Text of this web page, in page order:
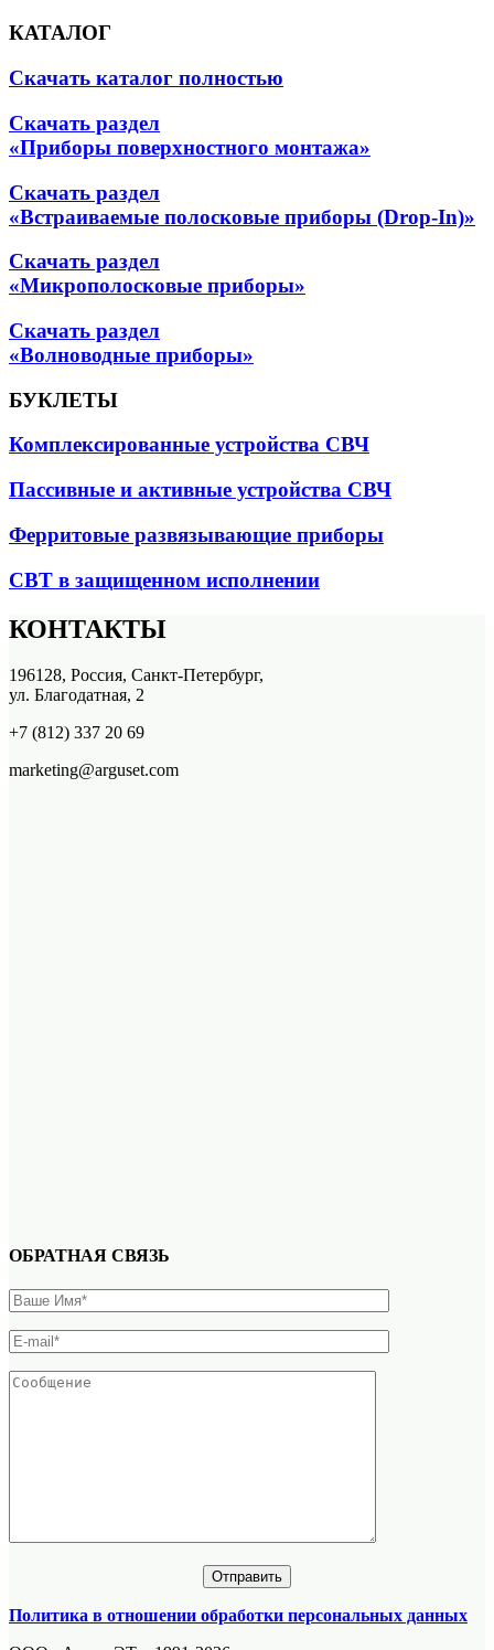
КАТАЛОГ
Скачать каталог полностью
Скачать раздел
«Приборы поверхностного монтажа»
Скачать раздел
«Встраиваемые полосковые приборы (Drop-In)»
Скачать раздел
«Микрополосковые приборы»
Скачать раздел
«Волноводные приборы»
БУКЛЕТЫ
Комплексированные устройства СВЧ
Пассивные и активные устройства СВЧ
Ферритовые развязывающие приборы
СВТ в защищенном исполнении
КОНТАКТЫ
196128, Россия, Санкт-Петербург,
ул. Благодатная, 2
+7 (812) 337 20 69
marketing@arguset.com
ОБРАТНАЯ СВЯЗЬ
Политика в отношении обработки персональных данных